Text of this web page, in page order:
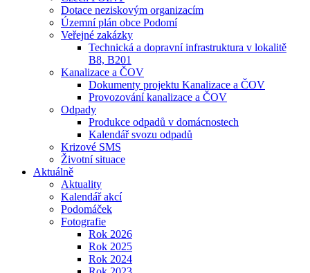
Dotace neziskovým organizacím
Územní plán obce Podomí
Veřejné zakázky
Technická a dopravní infrastruktura v lokalitě
B8, B201
Kanalizace a ČOV
Dokumenty projektu Kanalizace a ČOV
Provozování kanalizace a ČOV
Odpady
Produkce odpadů v domácnostech
Kalendář svozu odpadů
Krizové SMS
Životní situace
Aktuálně
Aktuality
Kalendář akcí
Podomáček
Fotografie
Rok 2026
Rok 2025
Rok 2024